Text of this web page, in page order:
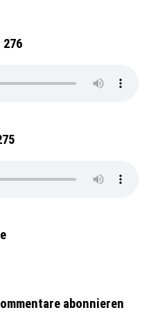
abonnieren